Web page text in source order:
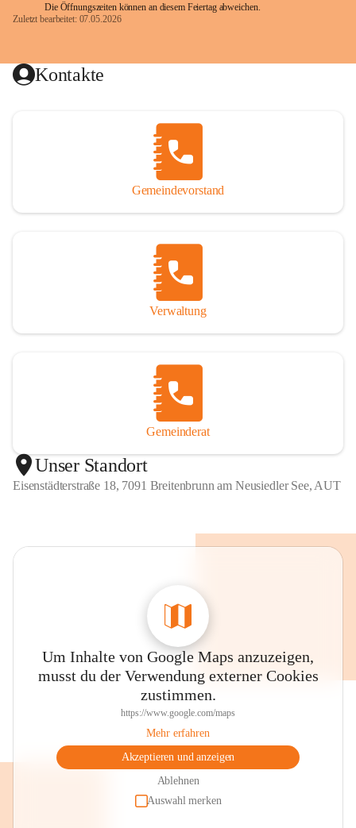
Die Öffnungszeiten können an diesem Feiertag abweichen.
Zuletzt bearbeitet: 07.05.2026
Kontakte
Gemeindevorstand
Verwaltung
Gemeinderat
Unser Standort
Eisenstädterstraße 18, 7091 Breitenbrunn am Neusiedler See, AUT
Um Inhalte von Google Maps anzuzeigen,
musst du der Verwendung externer Cookies
zustimmen.
https://www.google.com/maps
Mehr erfahren
Akzeptieren und anzeigen
Ablehnen
Auswahl merken